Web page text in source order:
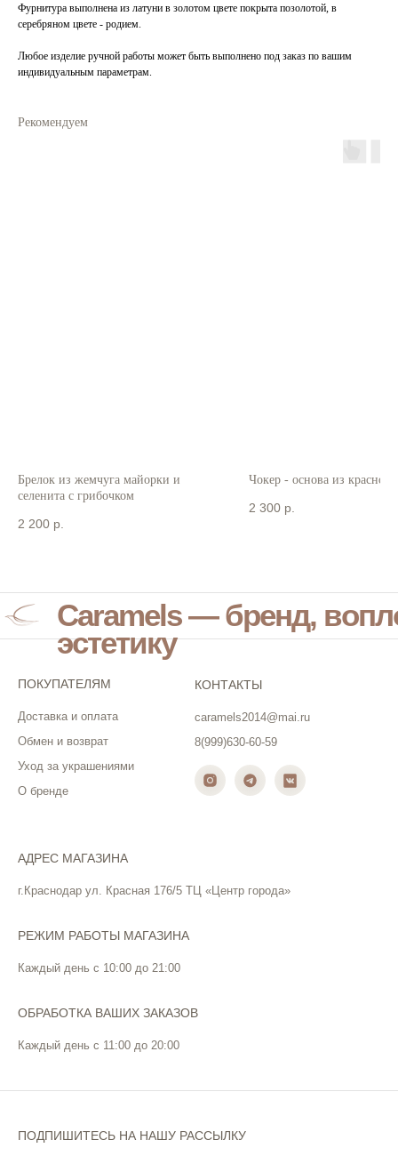
Фурнитура выполнена из латуни в золотом цвете покрыта позолотой, в
серебряном цвете - родием.
Любое изделие ручной работы может быть выполнено под заказ по вашим
индивидуальным параметрам.
Рекомендуем
Брелок из жемчуга майорки и
селенита с грибочком
2 200 р.
Чокер - основа из красного
2 300 р.
ПОКУПАТЕЛЯМ
Доставка и оплата
Обмен и возврат
Уход за украшениями
О бренде
КОНТАКТЫ
caramels2014@mai.ru
8(999)630-60-59
ПОДПИШИТЕСЬ НА НАШУ РАССЫЛКУ
АДРЕС МАГАЗИНА
г.Краснодар ул. Красная 176/5 ТЦ «Центр города»
ОБРАБОТКА ВАШИХ ЗАКАЗОВ
Каждый день с 11:00 до 20:00
РЕЖИМ РАБОТЫ МАГАЗИНА
Каждый день с 10:00 до 21:00
Caramels — бренд,
эстетику